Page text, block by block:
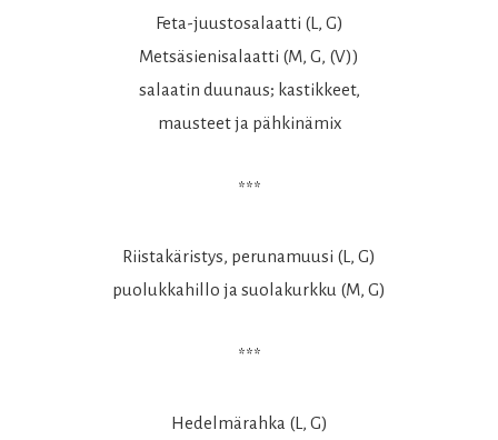
Feta-juustosalaatti (L, G)
Metsäsienisalaatti (M, G, (V))
salaatin duunaus; kastikkeet,
mausteet ja pähkinämix
***
Riistakäristys, perunamuusi (L, G)
puolukkahillo ja suolakurkku (M, G)
***
Hedelmärahka (L, G)